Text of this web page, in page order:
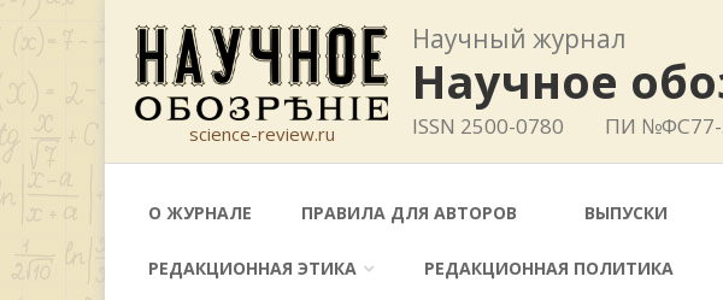
science-review.ru
Научный журнал
Научное
ISSN 2500-0780 ПИ №ФС77-
О ЖУРНАЛЕ ПРАВИЛА ДЛЯ АВТОРОВ ВЫПУСКИ
РЕДАКЦИОННАЯ ЭТИКА РЕДАКЦИОННАЯ ПОЛИТИКА